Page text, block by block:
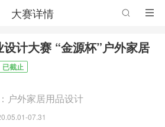
大赛详情
计大赛 “金源杯”户外家居
已截止
户外家居用品设计
07.31